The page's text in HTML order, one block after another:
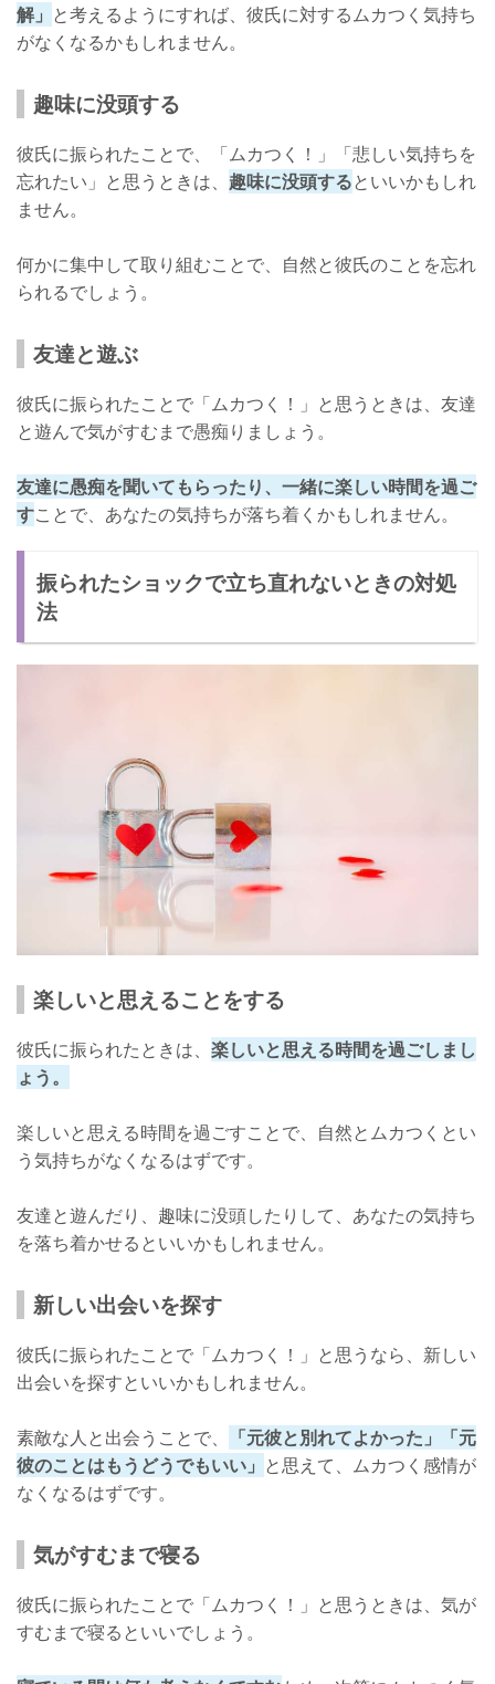
解」 と考えるようにすれば、彼氏に対するムカつく気持ち
がなくなるかもしれません。
趣味に没頭する
彼氏に振られたことで、「ムカつく！」「悲しい気持ちを
忘れたい」と思うときは、 趣味に没頭するといいかもしれ
ません。
何かに集中して取り組むことで、自然と彼氏のことを忘れ
られるでしょう。
友達と遊ぶ
彼氏に振られたことで「ムカつく！」と思うときは、友達
と遊んで気がすむまで愚痴りましょう。
友達に愚痴を聞いてもらったり、一緒に楽しい時間を過ご
すことで、あなたの気持ちが落ち着くかもしれません。
振られたショックで立ち直れないときの対処
法
楽しいと思えることをする
彼氏に振られたときは、 楽しいと思える時間を過ごしまし
ょう。
楽しいと思える時間を過ごすことで、自然とムカつくとい
う気持ちがなくなるはずです。
友達と遊んだり、趣味に没頭したりして、あなたの気持ち
を落ち着かせるといいかもしれません。
新しい出会いを探す
彼氏に振られたことで「ムカつく！」と思うなら、新しい
出会いを探すといいかもしれません。
素敵な人と出会うことで、
「元彼と別れてよかった」「元
彼のことはもうどうでもいい」 と思えて、ムカつく感情が
なくなるはずです。
気がすむまで寝る
彼氏に振られたことで「ムカつく！」と思うときは、気が
すむまで寝るといいでしょう。